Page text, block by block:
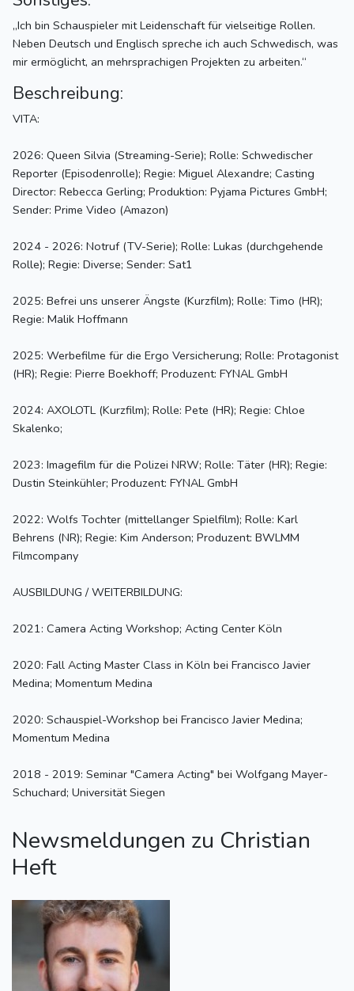
„Ich bin Schauspieler mit Leidenschaft für vielseitige Rollen.
Neben Deutsch und Englisch spreche ich auch Schwedisch, was
mir ermöglicht, an mehrsprachigen Projekten zu arbeiten.“
Beschreibung:
VITA:
2026: Queen Silvia (Streaming-Serie); Rolle: Schwedischer
Reporter (Episodenrolle); Regie: Miguel Alexandre; Casting
Director: Rebecca Gerling; Produktion: Pyjama Pictures GmbH;
Sender: Prime Video (Amazon)
2024 - 2026: Notruf (TV-Serie); Rolle: Lukas (durchgehende
Rolle); Regie: Diverse; Sender: Sat1
2025: Befrei uns unserer Ängste (Kurzfilm); Rolle: Timo (HR);
Regie: Malik Hoffmann
2025: Werbefilme für die Ergo Versicherung; Rolle: Protagonist
(HR); Regie: Pierre Boekhoff; Produzent: FYNAL GmbH
2024: AXOLOTL (Kurzfilm); Rolle: Pete (HR); Regie: Chloe
Skalenko;
2023: Imagefilm für die Polizei NRW; Rolle: Täter (HR); Regie:
Dustin Steinkühler; Produzent: FYNAL GmbH
2022: Wolfs Tochter (mittellanger Spielfilm); Rolle: Karl
Behrens (NR); Regie: Kim Anderson; Produzent: BWLMM
Filmcompany
AUSBILDUNG / WEITERBILDUNG:
2021: Camera Acting Workshop; Acting Center Köln
2020: Fall Acting Master Class in Köln bei Francisco Javier
Medina; Momentum Medina
2020: Schauspiel-Workshop bei Francisco Javier Medina;
Momentum Medina
2018 - 2019: Seminar "Camera Acting" bei Wolfgang Mayer-
Schuchard; Universität Siegen
Newsmeldungen zu Christian
Heft